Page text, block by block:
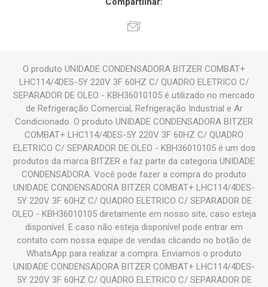
O produto UNIDADE CONDENSADORA BITZER COMBAT+
LHC114/4DES-5Y 220V 3F 60HZ C/ QUADRO ELETRICO C/
SEPARADOR DE OLEO - KBH36010105 é utilizado no mercado
de Refrigeração Comercial, Refrigeração Industrial e Ar
Condicionado. O produto UNIDADE CONDENSADORA BITZER
COMBAT+ LHC114/4DES-5Y 220V 3F 60HZ C/ QUADRO
ELETRICO C/ SEPARADOR DE OLEO - KBH36010105 é um dos
produtos da marca BITZER e faz parte da categoria UNIDADE
CONDENSADORA. Você pode fazer a compra do produto
UNIDADE CONDENSADORA BITZER COMBAT+ LHC114/4DES-
5Y 220V 3F 60HZ C/ QUADRO ELETRICO C/ SEPARADOR DE
OLEO - KBH36010105 diretamente em nosso site, caso esteja
disponível. E caso não esteja disponível pode entrar em
contato com nossa equipe de vendas clicando no botão de
WhatsApp para realizar a compra. Enviamos o produto
UNIDADE CONDENSADORA BITZER COMBAT+ LHC114/4DES-
5Y 220V 3F 60HZ C/ QUADRO ELETRICO C/ SEPARADOR DE